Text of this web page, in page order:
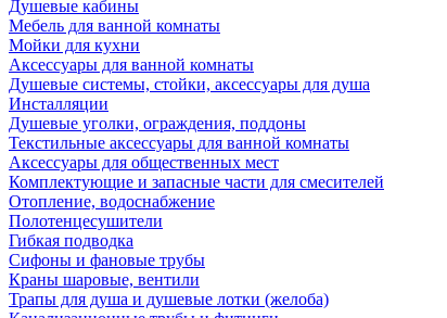
Душевые кабины
Мебель для ванной комнаты
Мойки для кухни
Аксессуары для ванной комнаты
Душевые системы, стойки, аксессуары для душа
Инсталляции
Душевые уголки, ограждения, поддоны
Текстильные аксессуары для ванной комнаты
Аксессуары для общественных мест
Комплектующие и запасные части для смесителей
Отопление, водоснабжение
Полотенцесушители
Гибкая подводка
Сифоны и фановые трубы
Краны шаровые, вентили
Трапы для душа и душевые лотки (желоба)